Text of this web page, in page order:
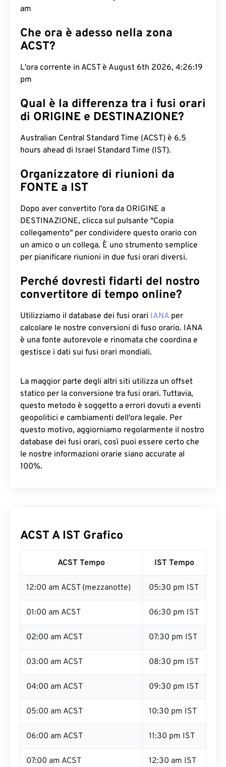
am
Che ora è adesso nella zona
ACST?
L'ora corrente in ACST è August 6th 2026, 4:26:20
pm
Qual è la differenza tra i fusi orari
di ORIGINE e DESTINAZIONE?
Australian Central Standard Time (ACST) è 6.5
hours ahead di Israel Standard Time (IST).
Organizzatore di riunioni da
FONTE a IST
Dopo aver convertito l'ora da ORIGINE a
DESTINAZIONE, clicca sul pulsante "Copia
collegamento" per condividere questo orario con
un amico o un collega. È uno strumento semplice
per pianificare riunioni in due fusi orari diversi.
Perché dovresti fidarti del nostro
convertitore di tempo online?
Utilizziamo il database dei fusi orari IANA per
calcolare le nostre conversioni di fuso orario. IANA
è una fonte autorevole e rinomata che coordina e
gestisce i dati sui fusi orari mondiali.
La maggior parte degli altri siti utilizza un offset
statico per la conversione tra fusi orari. Tuttavia,
questo metodo è soggetto a errori dovuti a eventi
geopolitici e cambiamenti dell'ora legale. Per
questo motivo, aggiorniamo regolarmente il nostro
database dei fusi orari, così puoi essere certo che
le nostre informazioni orarie siano accurate al
100%.
ACST A IST Grafico
ACST Tempo IST Tempo
12:00 am ACST (mezzanotte) 05:30 pm IST
01:00 am ACST 06:30 pm IST
02:00 am ACST 07:30 pm IST
03:00 am ACST 08:30 pm IST
04:00 am ACST 09:30 pm IST
05:00 am ACST 10:30 pm IST
06:00 am ACST 11:30 pm IST
07:00 am ACST 12:30 am IST